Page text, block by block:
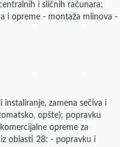
i sličnih računara;
i opreme - montaža mlinova -
zamena sečiva i
opšte); popravku
opreme za
oblasti 28: - popravku i